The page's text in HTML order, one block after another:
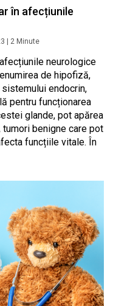
în afecțiunile
2 Minute
neurologice
de hipofiză,
endocrin,
pentru funcționarea
glande, pot apărea
benigne care pot
funcțiile vitale. În